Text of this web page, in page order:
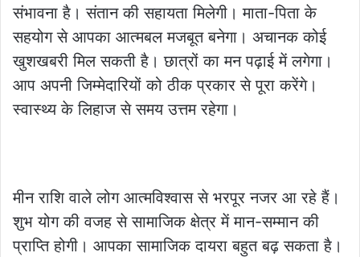
संभावना है। संतान की सहायता मिलेगी। माता-पिता के
सहयोग से आपका आत्मबल मजबूत बनेगा। अचानक कोई
खुशखबरी मिल सकती है। छात्रों का मन पढ़ाई में लगेगा।
आप अपनी जिम्मेदारियों को ठीक प्रकार से पूरा करेंगे।
स्वास्थ्य के लिहाज से समय उत्तम रहेगा।
मीन राशि वाले लोग आत्मविश्वास से भरपूर नजर आ रहे हैं।
शुभ योग की वजह से सामाजिक क्षेत्र में मान-सम्मान की
प्राप्ति होगी। आपका सामाजिक दायरा बहुत बढ़ सकता है।